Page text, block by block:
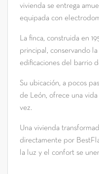
vivienda se entrega
equipada con
La finca, construida en
principal, conservando
edificaciones del barrio
Su ubicación, a pocos
de León, ofrece una
vez.
Una vivienda
directamente por
la luz y el confort se